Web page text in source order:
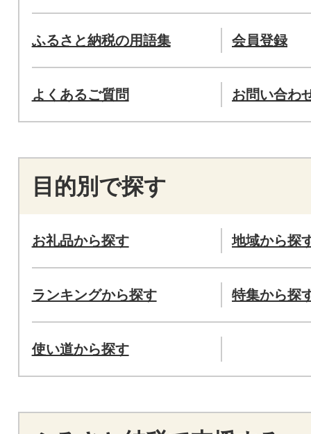
ふるさと納税の用語集 会員登録
よくあるご質問 お問い合わ
目的別で探す
お礼品から探す 地域から探
ランキングから探す 特集から探
使い道から探す